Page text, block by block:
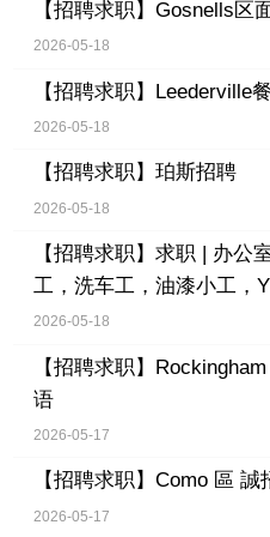
【招聘求职】 Gosnells区
2026-05-18
【招聘求职】 Leederville
2026-05-18
【招聘求职】 珀斯招聘
2026-05-18
【招聘求职】 求职 | 办公
工，洗车工，油漆小工，Y
2026-05-18
【招聘求职】
语
2026-05-17
【招聘求职】 Como 區 誠
2026-05-17